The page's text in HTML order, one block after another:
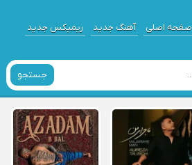
صفحه اصلی آهنگ جدید ریمیکس جدید
جستجو